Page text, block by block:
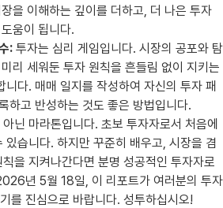
을 이해하는 깊이를 더하고, 더 나은 투자
움이 됩니다.
: 투자는 심리 게임입니다. 시장의 공포와 탐
리 세워둔 투자 원칙을 흔들림 없이 지키는
니다. 매매 일지를 작성하여 자신의 투자 패
하고 반성하는 것도 좋은 방법입니다.
닌 마라톤입니다. 초보 투자자로서 처음에
있습니다. 하지만 꾸준히 배우고, 시장을 겸
을 지켜나간다면 분명 성공적인 투자자로
년 5월 18일, 이 리포트가 여러분의 투자
를 진심으로 바랍니다. 성투하십시오!